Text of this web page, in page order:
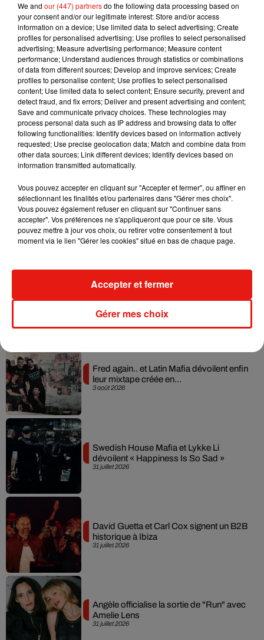
du film où M dit 'Entrez 007'. Apparaît alors Lashana, qui est
une femme, belle, et noire", explique cette source auMail on
Sundayqui décrit"un moment à vous faire lâcher votre pop-
corn. James Bond est toujours James Bond. Mais il a été
remplacé en tant que 007 par cette femme incroyable".
Évidemment, James Bond serait"attiré sexuellement par la
nouvelle 007"et tenterait de la séduire, a ajouté cette même
source.
L’autre nouvelle – et possible spoiler – est le retour de
Christoph Waltz, alias Blofeld, aprèsSpectre. Sa
participation pourrait se résumer à une simple apparition, ou
aperçu sur le tournage.
Musique
6 août 2026
Il y a 10 ans, DJ Snake changeait de
dimension avec son premier...
3 août 2026
Fred again.. et Latin Mafia dévoilent enfin
leur mixtape créée en...
31 juillet 2026
Swedish House Mafia et Lykke Li
dévoilent « Happiness Is So Sad »
31 juillet 2026
David Guetta et Carl Cox signent un B2B
historique à Ibiza
31 juillet 2026
Angèle officialise la sortie de "Run" avec
Amelie Lens
We and our (447) partnersdo the following data processing based on
your consent and/or our legitimate interest: Store and/or access
information on a device; Use limited data to select advertising; Create
profiles for personalised advertising; Use profiles to select personalised
advertising; Measure advertising performance; Measure content
performance; Understand audiences through statistics or combinations
of data from different sources; Develop and improve services; Create
profiles to personalise content; Use profiles to select personalised
content; Use limited data to select content; Ensure security, prevent and
detect fraud, and fix errors; Deliver and present advertising and content;
Save and communicate privacy choices. These technologies may
process personal data such as IP address and browsing data to offer
following functionalities: Identify devices based on information actively
requested; Use precise geolocation data; Match and combine data from
other data sources; Link different devices; Identify devices based on
information transmitted automatically.
Vous pouvez accepter en cliquant sur "Accepter et fermer", ou affiner en
sélectionnant les finalités et/ou partenaires dans "Gérer mes choix".
Vous pouvez également refuser en cliquant sur "Continuer sans
accepter". Vos préférences ne s'appliqueront que pour ce site. Vous
pouvez mettre à jour vos choix, ou retirer votre consentement à tout
moment via le lien "Gérer les cookies" situé en bas de chaque page.
Gérer mes choix
Accepter et fermer